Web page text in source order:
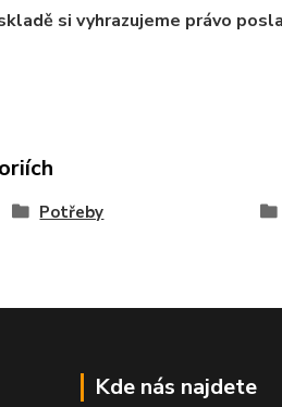
si vyhrazujeme právo
Potřeby
Kde nás najdete